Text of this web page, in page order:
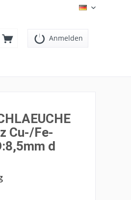
DE
Anmelden
Cu-/Fe-
d